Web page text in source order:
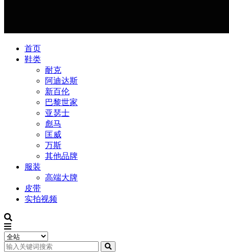
首页
鞋类
耐克
阿迪达斯
新百伦
巴黎世家
亚瑟士
彪马
匡威
万斯
其他品牌
服装
高端大牌
皮带
实拍视频